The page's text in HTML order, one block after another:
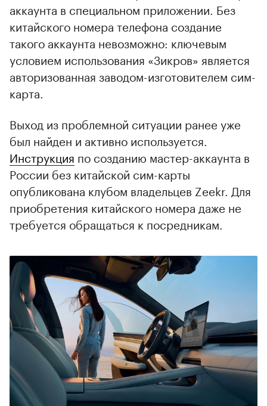
аккаунта в специальном приложении. Без
китайского номера телефона создание
такого аккаунта невозможно: ключевым
условием использования «Зикров» является
авторизованная заводом-изготовителем сим-
карта.
Выход из проблемной ситуации ранее уже
был найден и активно используется.
Инструкция по созданию мастер-аккаунта в
России без китайской сим-карты
опубликована клубом владельцев Zeekr. Для
приобретения китайского номера даже не
требуется обращаться к посредникам.